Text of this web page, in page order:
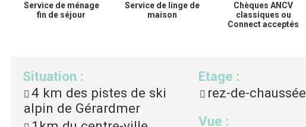
Service de ménage
fin de séjour
Service de linge de
maison
Chèques ANCV
classiques ou
Connect acceptés
Situation :
4 km des pistes de ski
alpin de Gérardmer
Etage :
rez-de-chaussée
Vue :